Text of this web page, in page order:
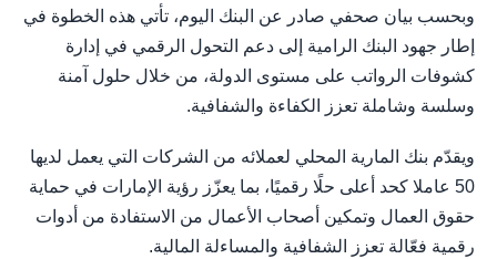
وبحسب بيان صحفي صادر عن البنك اليوم، تأتي هذه الخطوة في
إطار جهود البنك الرامية إلى دعم التحول الرقمي في إدارة
كشوفات الرواتب على مستوى الدولة، من خلال حلول آمنة
وسلسة وشاملة تعزز الكفاءة والشفافية.
ويقدّم بنك المارية المحلي لعملائه من الشركات التي يعمل لديها
50 عاملا كحد أعلى حلًا رقميًا، بما يعزّز رؤية الإمارات في حماية
حقوق العمال وتمكين أصحاب الأعمال من الاستفادة من أدوات
رقمية فعّالة تعزز الشفافية والمساءلة المالية.